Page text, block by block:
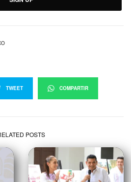
TWEET COMPARTIR
POSTS